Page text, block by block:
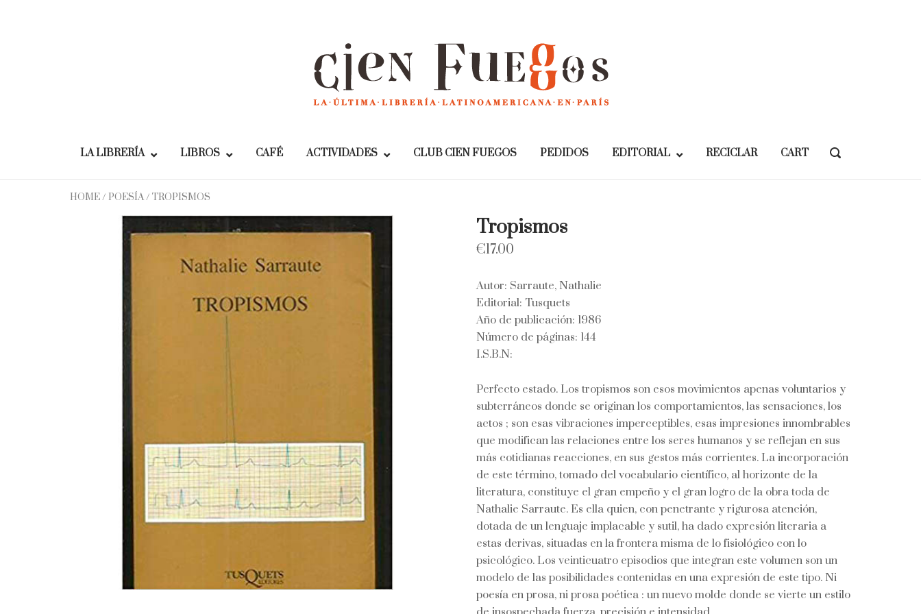
LA LIBRERÍA LIBROS CAFÉ ACTIVIDADES CLUB CIEN FUEGOS PEDIDOS EDITORIAL RECICLAR CART
OPEN
BAR
HOME/ POESÍA/ TROPISMOS
Tropismos
€17.00
Autor: Sarraute, Nathalie
Editorial: Tusquets
Año de publicación: 1986
Número de páginas: 144
I.S.B.N:
Perfecto estado. Los tropismos son esos movimientos apenas voluntarios y
subterráneos donde se originan los comportamientos, las sensaciones, los
actos ; son esas vibraciones imperceptibles, esas impresiones innombrables
que modifican las relaciones entre los seres humanos y se reflejan en sus
más cotidianas reacciones, en sus gestos más corrientes. La incorporación
de este término, tomado del vocabulario científico, al horizonte de la
literatura, constituye el gran empeño y el gran logro de la obra toda de
Nathalie Sarraute. Es ella quien, con penetrante y rigurosa atención,
dotada de un lenguaje implacable y sutil, ha dado expresión literaria a
estas derivas, situadas en la frontera misma de lo fisiológico con lo
psicológico. Los veinticuatro episodios que integran este volumen son un
modelo de las posibilidades contenidas en una expresión de este tipo. Ni
poesía en prosa, ni prosa poética : un nuevo molde donde se vierte un estilo